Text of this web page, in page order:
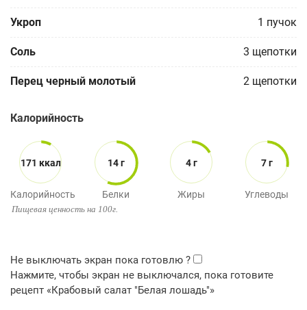
Укроп 1 пучок
Соль 3 щепотки
Перец черный молотый 2 щепотки
Калорийность
171 ккал
Калорийность
14 г
Белки
4 г
Жиры
7 г
Углеводы
Пищевая ценность на 100г.